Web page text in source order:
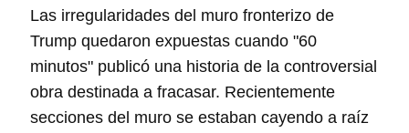
Las irregularidades del muro fronterizo de
Trump quedaron expuestas cuando "60
minutos" publicó una historia de la controversial
obra destinada a fracasar. Recientemente
secciones del muro se estaban cayendo a raíz